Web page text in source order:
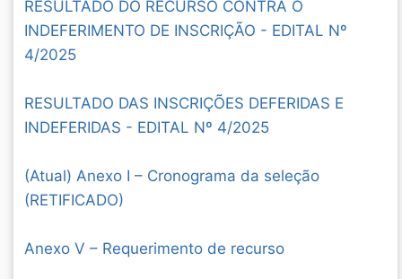
RESULTADO DO RECURSO CONTRA O
INDEFERIMENTO DE INSCRIÇÃO - EDITAL Nº
4/2025
RESULTADO DAS INSCRIÇÕES DEFERIDAS E
INDEFERIDAS - EDITAL Nº 4/2025
(Atual) Anexo I – Cronograma da seleção
(RETIFICADO)
Anexo V – Requerimento de recurso